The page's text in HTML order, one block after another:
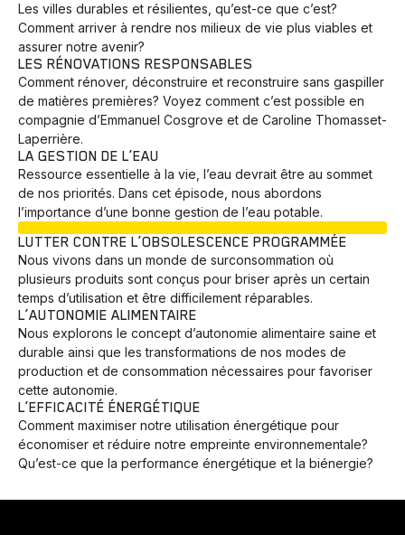
Les villes durables et résilientes, qu’est-ce que c’est?
Comment arriver à rendre nos milieux de vie plus viables et
assurer notre avenir?
LES RÉNOVATIONS RESPONSABLES
Comment rénover, déconstruire et reconstruire sans gaspiller
de matières premières? Voyez comment c’est possible en
compagnie d’Emmanuel Cosgrove et de Caroline Thomasset-
Laperrière.
LA GESTION DE L’EAU
Ressource essentielle à la vie, l’eau devrait être au sommet
de nos priorités. Dans cet épisode, nous abordons
l’importance d’une bonne gestion de l’eau potable.
LUTTER CONTRE L’OBSOLESCENCE PROGRAMMÉE
Nous vivons dans un monde de surconsommation où
plusieurs produits sont conçus pour briser après un certain
temps d’utilisation et être difficilement réparables.
L’AUTONOMIE ALIMENTAIRE
Nous explorons le concept d’autonomie alimentaire saine et
durable ainsi que les transformations de nos modes de
production et de consommation nécessaires pour favoriser
cette autonomie.
L’EFFICACITÉ ÉNERGÉTIQUE
Comment maximiser notre utilisation énergétique pour
économiser et réduire notre empreinte environnementale?
Qu’est-ce que la performance énergétique et la biénergie?